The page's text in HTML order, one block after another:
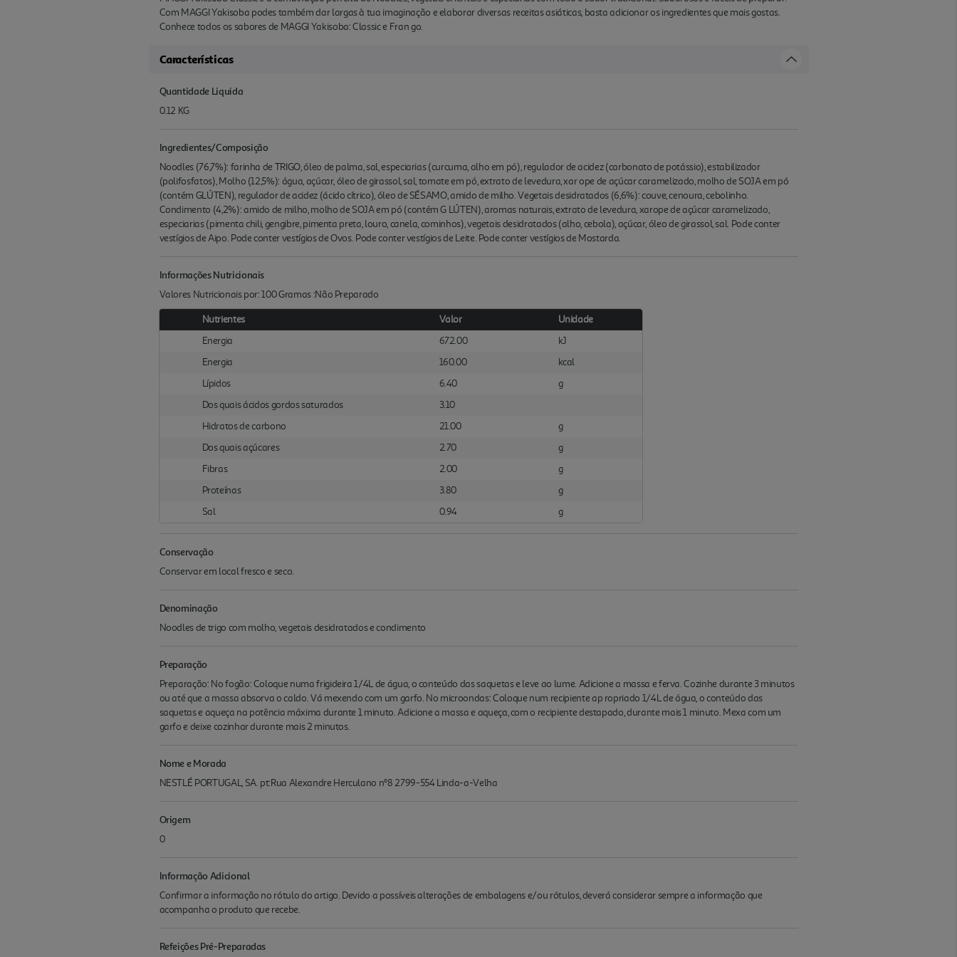
Com MAGGI Yakisoba podes também dar largas à tua imaginação e elaborar diversas receitas asiáticas, basta adicionar os ingredientes que mais gostas.
Conhece todos os sabores de MAGGI Yakisoba: Classic e Fran go.
Características
Quantidade Liquida
0.12 KG
Ingredientes/Composição
Noodles (76,7%): farinha de TRIGO, óleo de palma, sal, especiarias (curcuma, alho em pó), regulador de acidez (carbonato de potássio), estabilizador
(polifosfatos), Molho (12,5%): água, açúcar, óleo de girassol, sal, tomate em pó, extrato de levedura, xar ope de açúcar caramelizado, molho de SOJA em pó
(contém GLÚTEN), regulador de acidez (ácido cítrico), óleo de SÉSAMO, amido de milho. Vegetais desidratados (6,6%): couve, cenoura, cebolinho.
Condimento (4,2%): amido de milho, molho de SOJA em pó (contém G LÚTEN), aromas naturais, extrato de levedura, xarope de açúcar caramelizado,
especiarias (pimenta chili, gengibre, pimenta preta, louro, canela, cominhos), vegetais desidratados (alho, cebola), açúcar, óleo de girassol, sal. Pode conter
vestígios de Aipo. Pode conter vestígios de Ovos. Pode conter vestígios de Leite. Pode conter vestígios de Mostarda.
Informações Nutricionais
Valores Nutricionais por: 100 Gramas :Não Preparado
Nutrientes Valor
Unidade
Energia
672.00
kJ
Energia
160.00
kcal
Lípidos
6.40
g
Dos quais ácidos gordos saturados
3.10
Hidratos de carbono
21.00
g
Dos quais açúcares
2.70
g
Fibras
2.00
g
Proteínas
3.80
g
Sal
0.94 g
Conservação
Conservar em local fresco e seco.
Denominação
Noodles de trigo com molho, vegetais desidratados e condimento
Preparação
Preparação: No fogão: Coloque numa frigideira 1/4L de água, o conteúdo das saquetas e leve ao lume. Adicione a massa e ferva. Cozinhe durante 3 minutos
ou até que a massa absorva o caldo. Vá mexendo com um garfo. No microondas: Coloque num recipiente ap ropriado 1/4L de água, o conteúdo das
saquetas e aqueça na potência máxima durante 1 minuto. Adicione a massa e aqueça, com o recipiente destapado, durante mais 1 minuto. Mexa com um
garfo e deixe cozinhar durante mais 2 minutos.
Nome e Morada
NESTLÉ PORTUGAL, SA. pt:Rua Alexandre Herculano nº8 2799-554 Linda-a-Velha
Origem
0
Informação Adicional
Confirmar a informação no rótulo do artigo. Devido a possíveis alterações de embalagens e/ou rótulos, deverá considerar sempre a informação que
acompanha o produto que recebe.
Refeições Pré-Preparadas